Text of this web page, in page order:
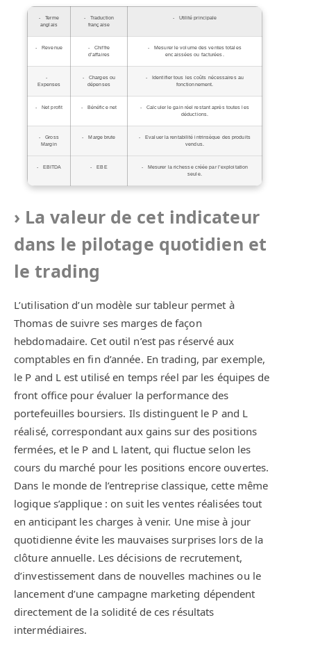
Terme
anglais
Traduction
française
Utilité principale
Revenue
Chiffre
d’affaires
Mesurer le volume des ventes totales
encaissées ou facturées.
Expenses
Charges ou
dépenses
Identifier tous les coûts nécessaires au
fonctionnement.
Net profit Bénéfice net
Calculer le gain réel restant après toutes les
déductions.
Gross
Margin
Marge brute
Evaluer la rentabilité intrinsèque des produits
vendus.
EBITDA EBE
Mesurer la richesse créée par l’exploitation
seule.
La valeur de cet indicateur
dans le pilotage quotidien et
le trading
L’utilisation d’un modèle sur tableur permet à
Thomas de suivre ses marges de façon
hebdomadaire. Cet outil n’est pas réservé aux
comptables en fin d’année. En trading, par exemple,
le P and L est utilisé en temps réel par les équipes de
front office pour évaluer la performance des
portefeuilles boursiers. Ils distinguent le P and L
réalisé, correspondant aux gains sur des positions
fermées, et le P and L latent, qui fluctue selon les
cours du marché pour les positions encore ouvertes.
Dans le monde de l’entreprise classique, cette même
logique s’applique : on suit les ventes réalisées tout
en anticipant les charges à venir. Une mise à jour
quotidienne évite les mauvaises surprises lors de la
clôture annuelle. Les décisions de recrutement,
d’investissement dans de nouvelles machines ou le
lancement d’une campagne marketing dépendent
directement de la solidité de ces résultats
intermédiaires.